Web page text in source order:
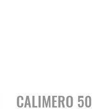
CALIMERO